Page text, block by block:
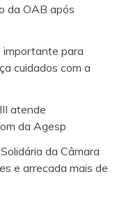
da OAB após
importante para
cuidados com a
atende
da Agesp
da Câmara
e arrecada mais de